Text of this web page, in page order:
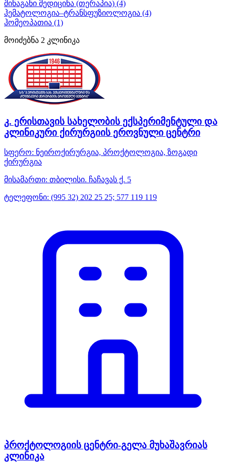
შინაგანი მედიცინა (თერაპია) (4)
ჰემატოლოგია–ტრანსფუზიოლოგია (4)
ჰომეოპათია (1)
მოიძებნა 2 კლინიკა
კ. ერისთავის სახელობის ექსპერიმენტული და
კლინიკური ქირურგიის ეროვნული ცენტრი
სფერო: ნეიროქირურგია, პროქტოლოგია, ზოგადი
ქირურგია
მისამართი: თბილისი. ჩაჩავას ქ. 5
ტელეფონი: (995 32) 202 25 25; 577 119 119
პროქტოლოგიის ცენტრი-გელა მუხაშავრიას
კლინიკა